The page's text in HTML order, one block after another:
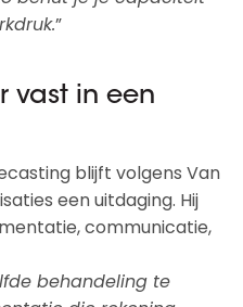
”
vast in een
blijft volgens Van
een uitdaging. Hij
communicatie,
behandeling te